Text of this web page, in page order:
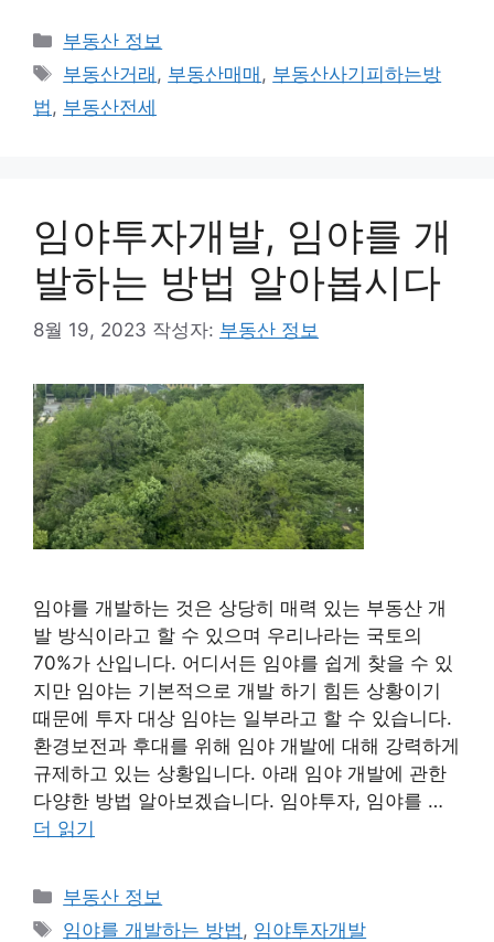
카
테
고
리
부동산 정보
태
그
부동산거래 , 부동산매매 , 부동산사기피하는방
법 , 부동산전세
임야투자개발, 임야를 개
발하는 방법 알아봅시다
8월 19, 2023 작성자: 부동산 정보
임야를 개발하는 것은 상당히 매력 있는 부동산 개
발 방식이라고 할 수 있으며 우리나라는 국토의
70%가 산입니다. 어디서든 임야를 쉽게 찾을 수 있
지만 임야는 기본적으로 개발 하기 힘든 상황이기
때문에 투자 대상 임야는 일부라고 할 수 있습니다.
환경보전과 후대를 위해 임야 개발에 대해 강력하게
규제하고 있는 상황입니다. 아래 임야 개발에 관한
다양한 방법 알아보겠습니다. 임야투자, 임야를 …
더 읽기
카
테
부동산 정보
태
임야를 개발하는 방법, 임야투자개발